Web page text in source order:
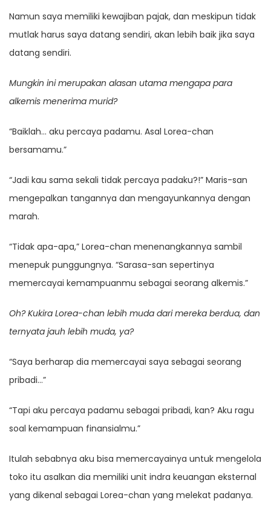
Namun saya memiliki kewajiban pajak, dan meskipun tidak
mutlak harus saya datang sendiri, akan lebih baik jika saya
datang sendiri.
Mungkin ini merupakan alasan utama mengapa para
alkemis menerima murid?
“Baiklah… aku percaya padamu. Asal Lorea-chan
bersamamu.”
“Jadi kau sama sekali tidak percaya padaku?!” Maris-san
mengepalkan tangannya dan mengayunkannya dengan
marah.
“Tidak apa-apa,” Lorea-chan menenangkannya sambil
menepuk punggungnya. “Sarasa-san sepertinya
memercayai kemampuanmu sebagai seorang alkemis.”
Oh? Kukira Lorea-chan lebih muda dari mereka berdua, dan
ternyata jauh lebih muda, ya?
“Saya berharap dia memercayai saya sebagai seorang
pribadi…”
“Tapi aku percaya padamu sebagai pribadi, kan? Aku ragu
soal kemampuan finansialmu.”
Itulah sebabnya aku bisa memercayainya untuk mengelola
toko itu asalkan dia memiliki unit indra keuangan eksternal
yang dikenal sebagai Lorea-chan yang melekat padanya.